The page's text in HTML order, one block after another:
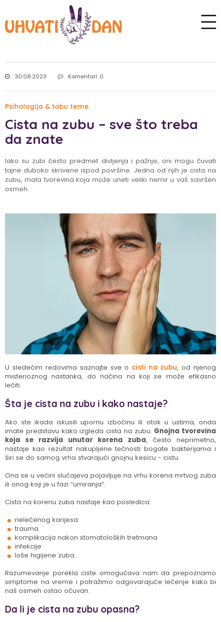
30.08.2023 Komentari: 0
Psihologija & tabu teme
Cista na zubu – sve što treba
da znate
Iako su zubi često predmet divljenja i pažnje, oni mogu čuvati
tajne duboko skrivene ispod površine. Jedna od njih je cista na
zubu, mala tvorevina koja može uneti veliki nemir u vaš savršen
osmeh.
U sledećim redovima saznajte sve o cisti na zubu, od njenog
misterioznog nastanka, do načina na koji se može efikasno
lečiti.
Šta je cista na zubu i kako nastaje?
Ako ste ikada iskusili upornu izbočinu ili otok u ustima, onda
imate predstavu kako izgleda cista na zubu. Gnojna tvorevina
koja se razvija unutar korena zuba, često neprimetno,
nastaje kao rezultat nakupljene tečnosti bogate bakterijama i
širi se do samog vrha stvarajući gnojnu kesicu - cistu.
Ona se u većini slučajeva pojavljuje na vrhu korena mrtvog zuba
ili onog koji je u fazi “umiranja”.
Cista na korenu zuba nastaje kao posledica:
nelečenog karijesa
trauma
komplikacija nakon stomatoloških tretmana
infekcije
loše higijene zuba.
Razumevanje porekla ciste omogućava nam da prepoznamo
simptome na vreme i potražimo odgovarajuće lečenje kako bi
naš osmeh ostao očuvan.
Da li je cista na zubu opasna?